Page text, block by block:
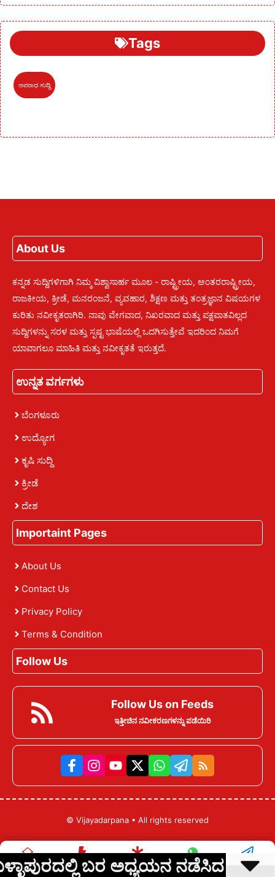
Tags
ಅಪರಾಧ ಸುದ್ದಿ
About Us
ಕನ್ನಡ ಸುದ್ದಿಗಳಿಗಾಗಿ ನಿಮ್ಮ ವಿಶ್ವಾಸಾರ್ಹ ಮೂಲ - ರಾಷ್ಟ್ರೀಯ, ಅಂತರರಾಷ್ಟ್ರೀಯ,
ರಾಜಕೀಯ, ಕ್ರೀಡೆ, ಮನರಂಜನೆ, ವ್ಯವಹಾರ, ಶಿಕ್ಷಣ ಮತ್ತು ತಂತ್ರಜ್ಞಾನ ವಿಷಯಗಳ
ಕುರಿತು ನವೀಕೃತರಾಗಿರಿ. ನಾವು ವೇಗವಾದ, ನಿಖರವಾದ ಮತ್ತು ಪಕ್ಷಪಾತವಿಲ್ಲದ
ಸುದ್ದಿಗಳನ್ನು ಸರಳ ಮತ್ತು ಸ್ಪಷ್ಟ ಭಾಷೆಯಲ್ಲಿ ಒದಗಿಸುತ್ತೇವೆ ಇದರಿಂದ ನಿಮಗೆ
ಯಾವಾಗಲೂ ಮಾಹಿತಿ ಮತ್ತು ನವೀಕೃತತೆ ಇರುತ್ತದೆ.
ಉನ್ನತ ವರ್ಗಗಳು
ಬೆಂಗಳೂರು
ಉದ್ಯೋಗ
ಕೃಷಿ ಸುದ್ದಿ
ಕ್ರೀಡೆ
ದೇಶ
Importaint Pages
About Us
Contact Us
Privacy Policy
Terms & Condition
Follow Us
Follow Us on Feeds
ಇತ್ತೀಚಿನ ನವೀಕರಣಗಳನ್ನು ಪಡೆಯಿರಿ
© Vijayadarpana • All rights reserved
Home ಇತ್ತೀಚಿನ ಸುದ್ದಿ ವೆಬ್ ಸ್ಟೋರೀಸ್ ವಾಟ್ಸಾಪ್ ಟೆಲಿಗ್ರಾಮ್
ಬರ ಅಧ್ಯಯನ ನಡೆಸಿದ ಸಚಿವ